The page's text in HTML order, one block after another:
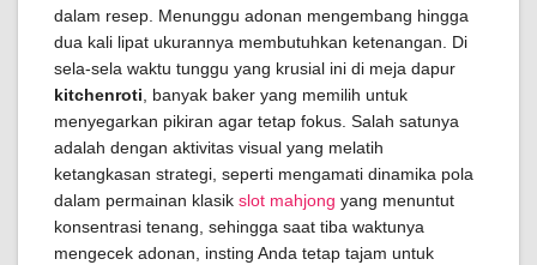
dalam resep. Menunggu adonan mengembang hingga
dua kali lipat ukurannya membutuhkan ketenangan. Di
sela-sela waktu tunggu yang krusial ini di meja dapur
kitchenroti , banyak baker yang memilih untuk
menyegarkan pikiran agar tetap fokus. Salah satunya
adalah dengan aktivitas visual yang melatih
ketangkasan strategi, seperti mengamati dinamika pola
dalam permainan klasik slot mahjong yang menuntut
konsentrasi tenang, sehingga saat tiba waktunya
mengecek adonan, insting Anda tetap tajam untuk